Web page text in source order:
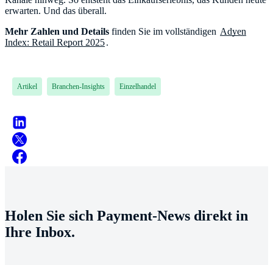
erwarten. Und das überall.
Mehr Zahlen und Details finden Sie im vollständigen Adyen
Index: Retail Report 2025.
Artikel Branchen-Insights Einzelhandel
Holen Sie sich Payment-News direkt in
Ihre Inbox.